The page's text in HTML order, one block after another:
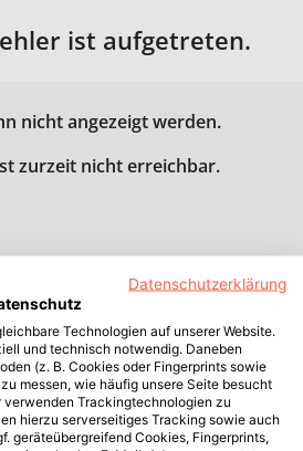
ist aufgetreten.
nicht angezeigt werden.
zurzeit nicht erreichbar.
Datenschutzerklärung
Technologien auf unserer Website.
und technisch notwendig. Daneben
(z. B. Cookies oder Fingerprints sowie
messen, wie häufig unsere Seite besucht
Trackingtechnologien zu
hierzu serverseitiges Tracking sowie auch
geräteübergreifend Cookies, Fingerprints,